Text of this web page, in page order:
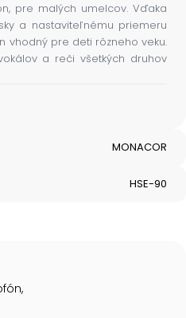
pre malých umelcov. Vďaka
a nastaviteľnému priemeru
vhodný pre deti rôzneho veku.
a reči všetkých druhov
MONACOR
HSE-90